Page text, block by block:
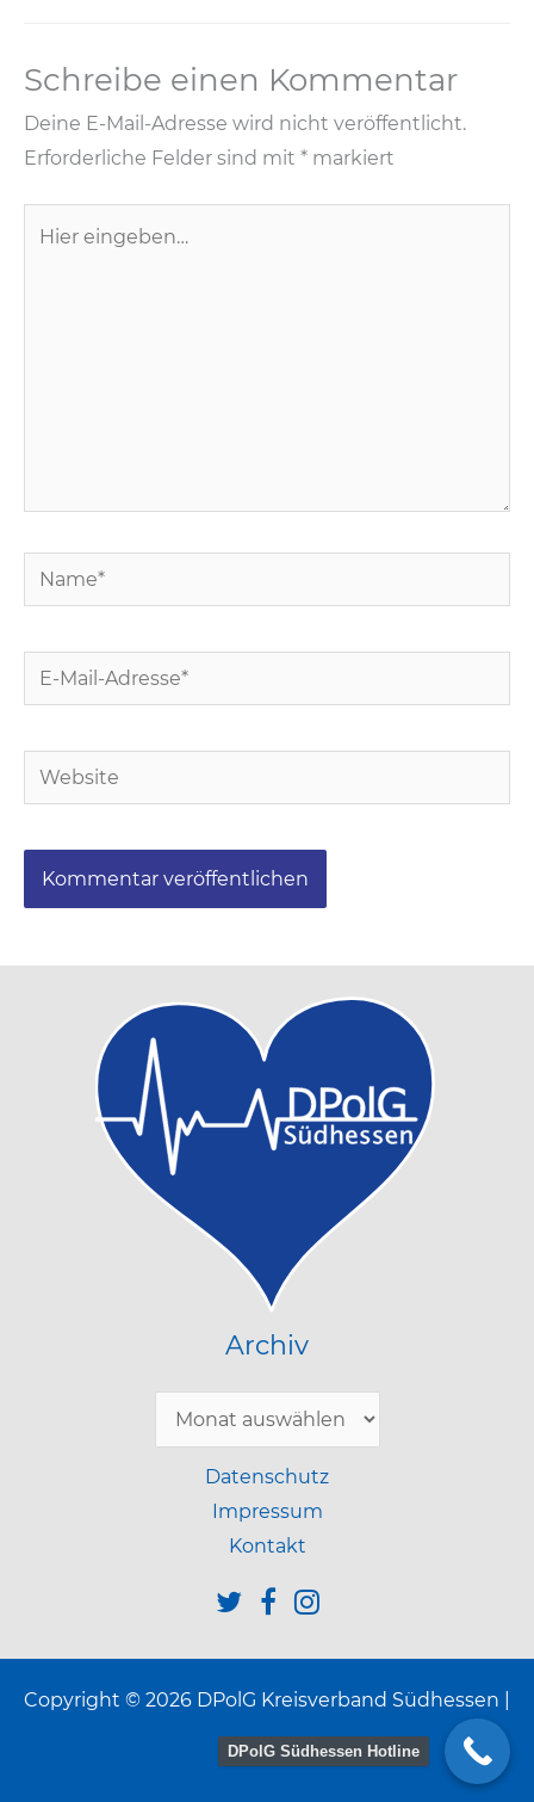
o
k
n
Schreibe einen Kommentar
Deine E-Mail-Adresse wird nicht veröffentlicht.
Erforderliche Felder sind mit * markiert
Name*
E-
Mail-
Website
Archiv
Archiv
Datenschutz
Impressum
Kontakt
Copyright © 2026 DPolG Kreisverband Südhessen |
DPolG Südhessen Hotline